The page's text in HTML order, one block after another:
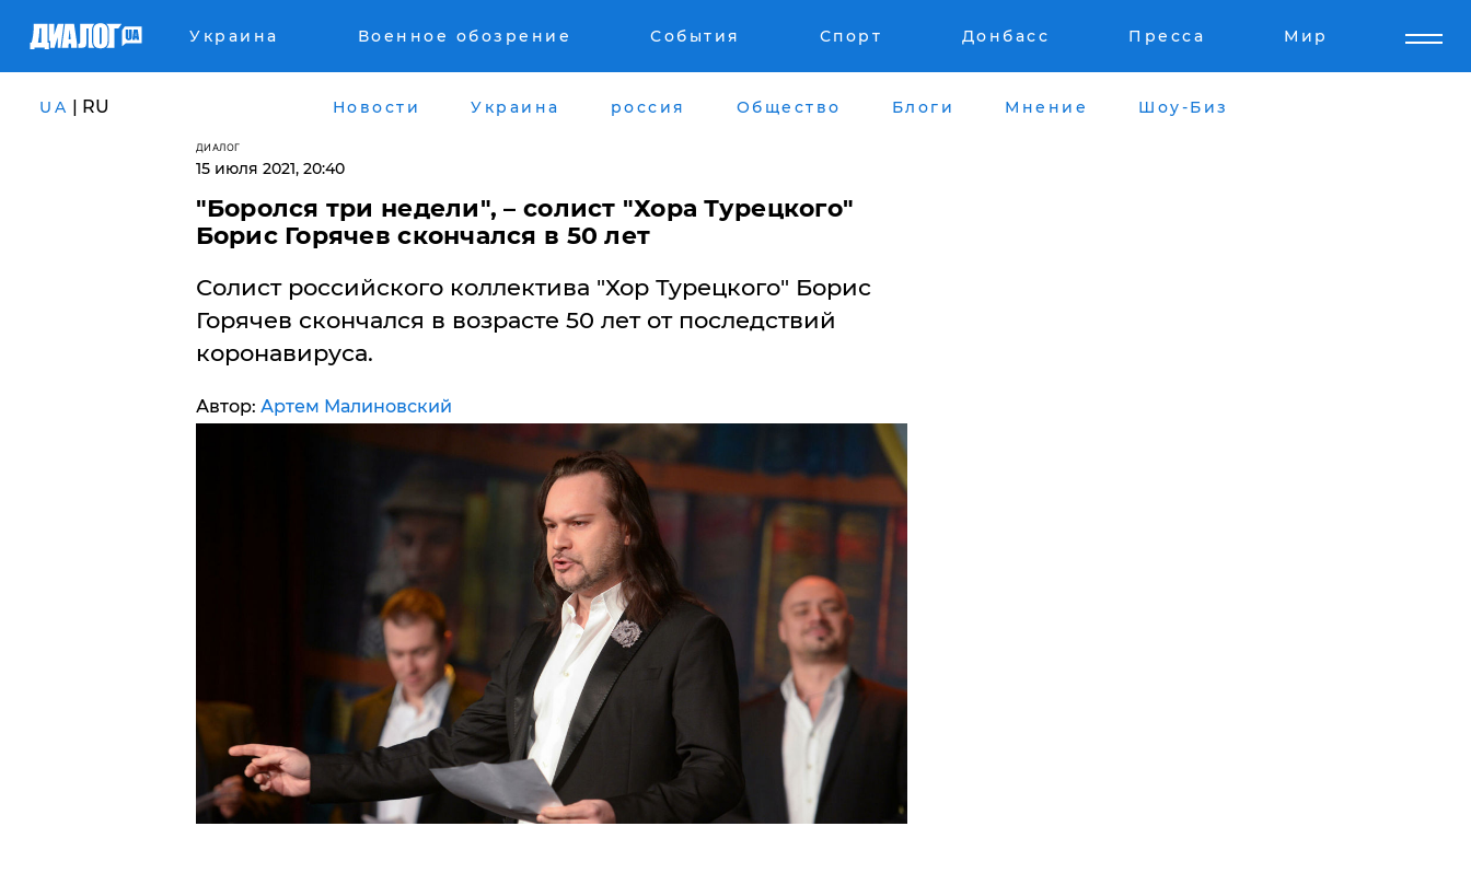
Украина Военное обозрение События Спорт Донбасс Пресса Мир
UA | RU Новости Украина россия Общество Блоги Мнение Шоу-Биз
ДИАЛОГ
15 июля 2021, 20:40
"Боролся три недели", – солист "Хора Турецкого"
Борис Горячев скончался в 50 лет
Солист российского коллектива "Хор Турецкого" Борис
Горячев скончался в возрасте 50 лет от последствий
коронавируса.
Автор: Артем Малиновский